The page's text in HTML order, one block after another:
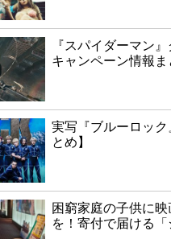
『スパイダーマン
キャンペーン情報ま
実写『ブルーロッ
とめ】
困窮家庭の子供に
を！寄付で届ける「